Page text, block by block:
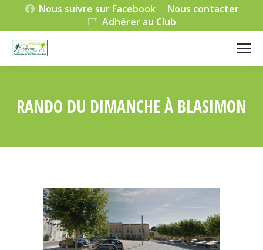
Nous suivre sur Facebook
Nous contacter
Adhérer au Club
RANDO DU DIMANCHE À BLASIMON